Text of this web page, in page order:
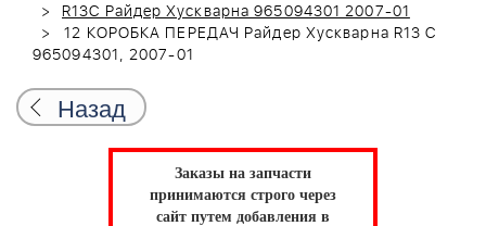
R13C Райдер Хускварна 965094301 2007-01
12 КОРОБКА ПЕРЕДАЧ Райдер Хускварна R13 C
965094301, 2007-01
Назад
Заказы на запчасти
принимаются строго через
сайт путем добавления в